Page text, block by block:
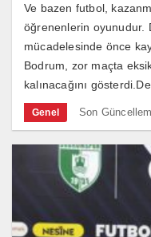
Ve bazen futbol,
öğrenenlerin oyunudur.
mücadelesinde önce
Bodrum, zor maçta
kalınacağını
Genel Son